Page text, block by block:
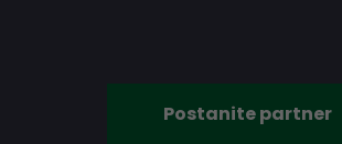
Postanite partner